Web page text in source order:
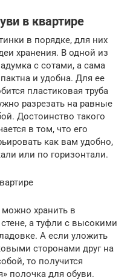
в квартире
в порядке, для них
хранения. В одной из
с сотами, а сама
и удобна. Для ее
пластиковая труба
разрезать на равные
Достоинство такого
в том, что его
как вам удобно,
или по горизонтали.
хранить в
а туфли с высокими
А если уложить
сторонами друг на
то получится
полочка для обуви.